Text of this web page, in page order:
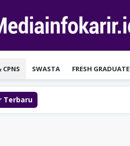
SWASTA FRESH GRADUATE
Terbaru